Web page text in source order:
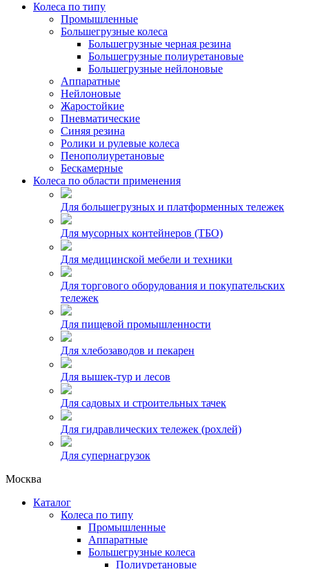
Колеса по типу
Промышленные
Большегрузные колеса
Большегрузные черная резина
Большегрузные полиуретановые
Большегрузные нейлоновые
Аппаратные
Нейлоновые
Жаростойкие
Пневматические
Синяя резина
Ролики и рулевые колеса
Пенополиуретановые
Бескамерные
Колеса по области применения
Для большегрузных и платформенных тележек
Для мусорных контейнеров (ТБО)
Для медицинской мебели и техники
Для торгового оборудования и покупательских
тележек
Для пищевой промышленности
Для хлебозаводов и пекарен
Для вышек-тур и лесов
Для садовых и строительных тачек
Для гидравлических тележек (рохлей)
Для супернагрузок
Москва
Каталог
Колеса по типу
Промышленные
Аппаратные
Большегрузные колеса
Полиуретановые